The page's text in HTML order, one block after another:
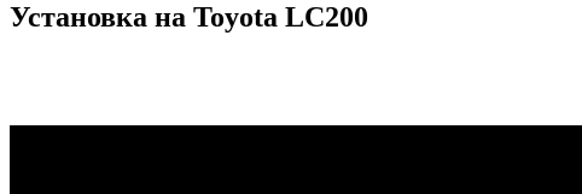
Установка на Toyota LC200